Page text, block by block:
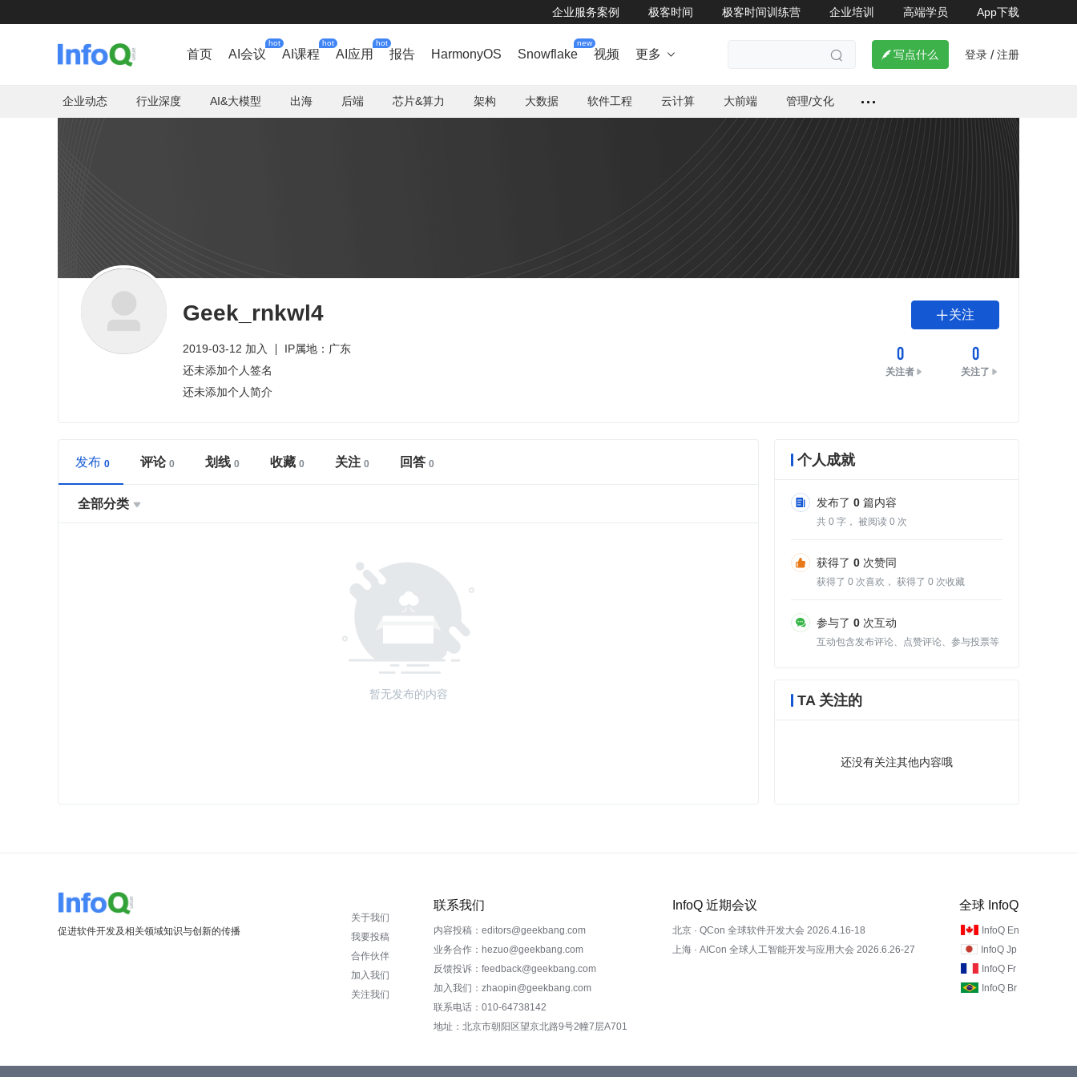
企业服务案例 极客时间 极客时间训练营 企业培训 高端学员 App下载
首页 AI会议
hot
AI课程
hot
AI应用
hot
报告 HarmonyOS Snowflake
new
视频 更多    写点什么 登录 / 注册
企业动态 行业深度 AI&大模型 出海 后端 芯片&算力 架构 大数据 软件工程 云计算 大前端 管理/文化
Geek_rnkwl4
2019-03-12 加入
IP属地：广东
还未添加个人签名
还未添加个人简介
关注
0
关注者
0
关注了
发布 评论 划线 收藏 关注 回答
全部分类 
暂无发布的内容
个人成就
发布了 0 篇内容
共 0 字， 被阅读 0 次
获得了 0 次赞同
获得了 0 次喜欢， 获得了 0 次收藏
参与了 0 次互动
互动包含发布评论、点赞评论、参与投票等
TA 关注的
还没有关注其他内容哦
促进软件开发及相关领域知识与创新的传播
关于我们
我要投稿
合作伙伴
加入我们
关注我们
联系我们
内容投稿：editors@geekbang.com
业务合作：hezuo@geekbang.com
反馈投诉：feedback@geekbang.com
加入我们：zhaopin@geekbang.com
联系电话：010-64738142
地址：北京市朝阳区望京北路9号2幢7层A701
InfoQ 近期会议
北京 · QCon 全球软件开发大会 2026.4.16-18
上海 · AICon 全球人工智能开发与应用大会 2026.6.26-27
全球 InfoQ
InfoQ En
InfoQ Jp
InfoQ Fr
InfoQ Br